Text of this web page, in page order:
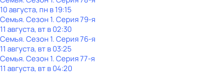
10 августа, пн в 19:15
Семья. Сезон 1. Серия 79-я
11 августа, вт в 02:30
Семья. Сезон 1. Серия 76-я
11 августа, вт в 03:25
Семья. Сезон 1. Серия 77-я
11 августа, вт в 04:20